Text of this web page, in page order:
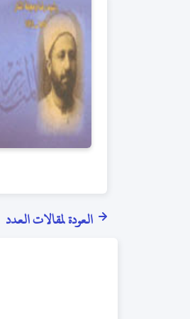
العودة لمقالات العدد